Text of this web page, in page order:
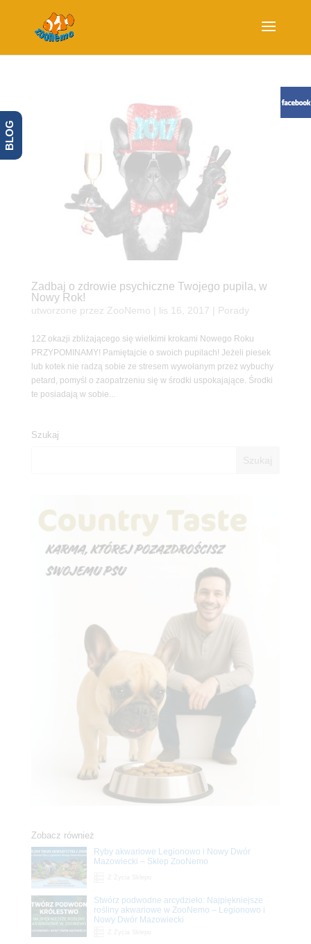
Zadbaj o zdrowie psychiczne Twojego pupila, w
Nowy Rok!
utworzone przez ZooNemo lis 16, 2017 Porady
12Z okazji zbliżającego się wielkimi krokami Nowego Roku
PRZYPOMINAMY! Pamiętajcie o swoich pupilach! Jeżeli piesek
lub kotek nie radzą sobie ze stresem wywołanym przez wybuchy
petard, pomyśl o zaopatrzeniu się w środki uspokajające. Środki
te posiadają w sobie...
Szukaj
Zobacz również
Ryby akwariowe Legionowo i Nowy Dwór
Mazowiecki – Sklep ZooNemo
Stwórz podwodne arcydzieło: Najpiękniejsze
rośliny akwariowe w ZooNemo – Legionowo i
Nowy Dwór Mazowiecki
BLOG